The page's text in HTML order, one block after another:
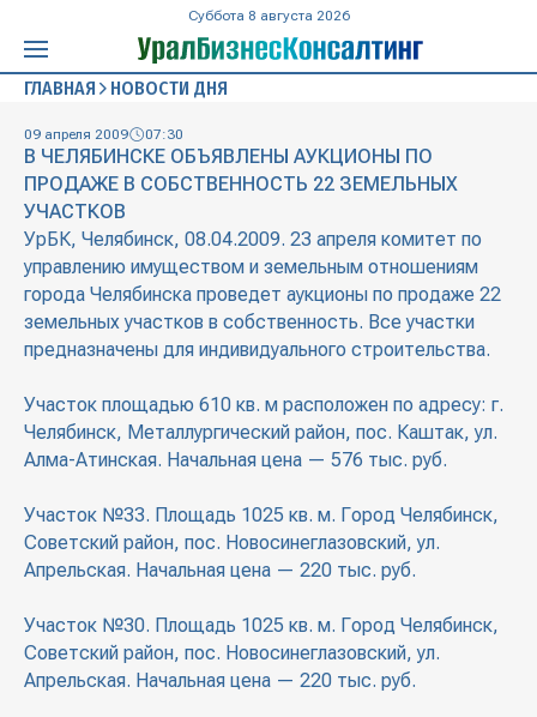
Суббота 8 августа 2026
ГЛАВНАЯ НОВОСТИ ДНЯ
09 апреля 2009 07:30
В ЧЕЛЯБИНСКЕ ОБЪЯВЛЕНЫ АУКЦИОНЫ ПО
ПРОДАЖЕ В СОБСТВЕННОСТЬ 22 ЗЕМЕЛЬНЫХ
УЧАСТКОВ
УрБК, Челябинск, 08.04.2009. 23 апреля комитет по
управлению имуществом и земельным отношениям
города Челябинска проведет аукционы по продаже 22
земельных участков в собственность. Все участки
предназначены для индивидуального строительства.
Участок площадью 610 кв. м расположен по адресу: г.
Челябинск, Металлургический район, пос. Каштак, ул.
Алма-Атинская. Начальная цена — 576 тыс. руб.
Участок №33. Площадь 1025 кв. м. Город Челябинск,
Советский район, пос. Новосинеглазовский, ул.
Апрельская. Начальная цена — 220 тыс. руб.
Участок №30. Площадь 1025 кв. м. Город Челябинск,
Советский район, пос. Новосинеглазовский, ул.
Апрельская. Начальная цена — 220 тыс. руб.